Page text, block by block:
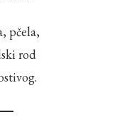
pčela,
rod